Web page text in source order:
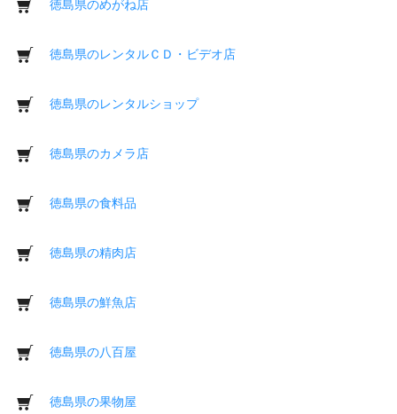
徳島県のめがね店
徳島県のレンタルＣＤ・ビデオ店
徳島県のレンタルショップ
徳島県のカメラ店
徳島県の食料品
徳島県の精肉店
徳島県の鮮魚店
徳島県の八百屋
徳島県の果物屋